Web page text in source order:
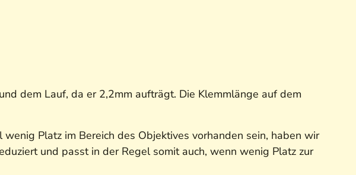
dem Lauf, da er 2,2mm aufträgt. Die Klemmlänge auf dem
Platz im Bereich des Objektives vorhanden sein, haben wir
und passt in der Regel somit auch, wenn wenig Platz zur